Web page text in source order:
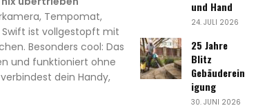
Tempomat,
Swift ist vollgestopft mit
Besonders cool: Das
und funktioniert ohne
dein Handy,
und Hand
24. JULI 2026
25 Jahre
Blitz
Gebäuderein
igung
30. JUNI 2026